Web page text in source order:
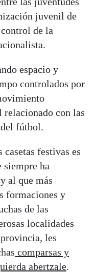
juvenil de
de la
espacio y
controlados por
con las
fútbol.
festivas es
siempre ha
al que más
formaciones y
de las
localidades
les
comparsas y
abertzale.